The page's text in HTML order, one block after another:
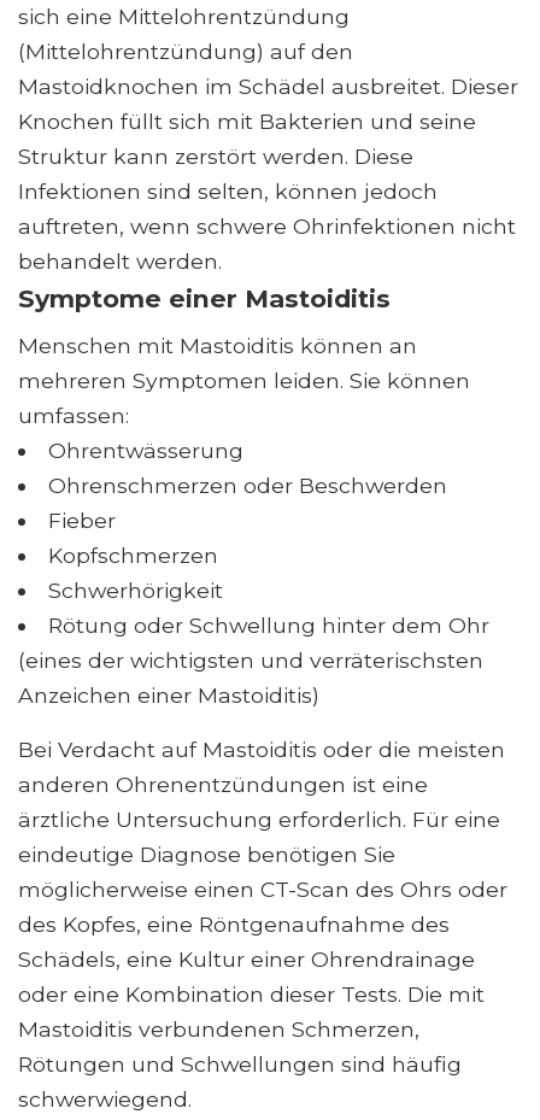
sich eine Mittelohrentzündung
(Mittelohrentzündung) auf den
Mastoidknochen im Schädel ausbreitet. Dieser
Knochen füllt sich mit Bakterien und seine
Struktur kann zerstört werden. Diese
Infektionen sind selten, können jedoch
auftreten, wenn schwere Ohrinfektionen nicht
behandelt werden.
Symptome einer Mastoiditis
Menschen mit Mastoiditis können an
mehreren Symptomen leiden. Sie können
umfassen:
Ohrentwässerung
Ohrenschmerzen oder Beschwerden
Fieber
Kopfschmerzen
Schwerhörigkeit
Rötung oder Schwellung hinter dem Ohr
(eines der wichtigsten und verräterischsten
Anzeichen einer Mastoiditis)
Bei Verdacht auf Mastoiditis oder die meisten
anderen Ohrenentzündungen ist eine
ärztliche Untersuchung erforderlich. Für eine
eindeutige Diagnose benötigen Sie
möglicherweise einen CT-Scan des Ohrs oder
des Kopfes, eine Röntgenaufnahme des
Schädels, eine Kultur einer Ohrendrainage
oder eine Kombination dieser Tests. Die mit
Mastoiditis verbundenen Schmerzen,
Rötungen und Schwellungen sind häufig
schwerwiegend.